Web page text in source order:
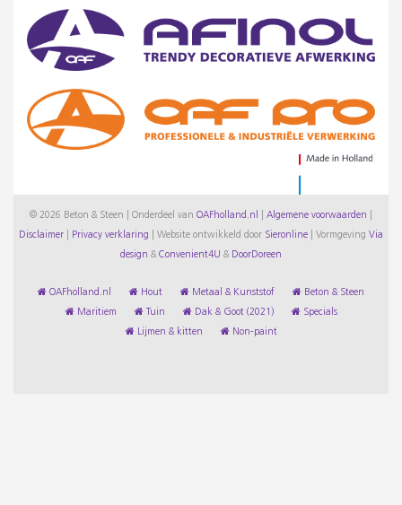
© 2026 Beton & Steen | Onderdeel van OAFholland.nl Algemene voorwaarden
Disclaimer Privacy verklaring Website ontwikkeld door Sieronline Vormgeving Via
design & Convenient4U & DoorDoreen
OAFholland.nl Hout Metaal & Kunststof Beton & Steen
Maritiem Tuin Dak & Goot (2021) Specials
Lijmen & kitten Non-paint